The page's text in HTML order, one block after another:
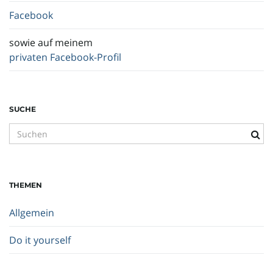
Facebook
sowie auf meinem
privaten Facebook-Profil
SUCHE
u
b
g
i
THEMEN
Allgemein
Do it yourself